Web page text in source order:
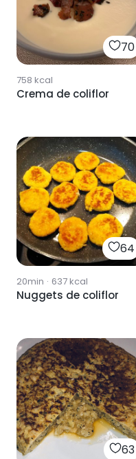
70
758 kcal
Crema de coliflor
64
20min · 637kcal
Nuggets de coliflor
63